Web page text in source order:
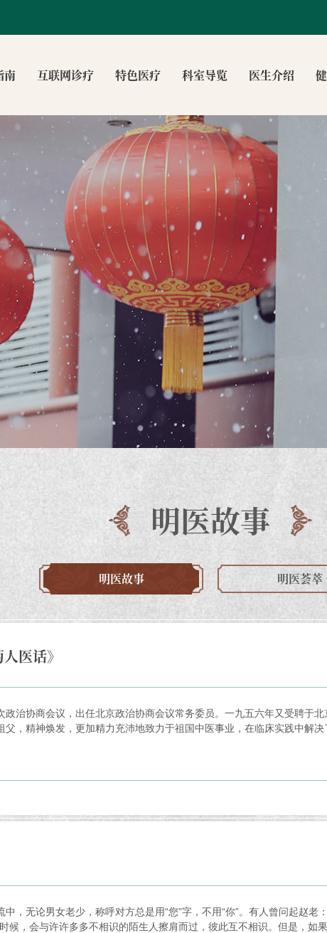
南 互联网诊疗 特色医疗 科室导览 医生介绍
明医故事
明医故事 明医荟萃
医话》
政治协商会议，出任北京政治协商会议常务委员。一九五六年又受聘于
，精神焕发，更加精力充沛地致力于祖国中医事业，在临床实践中解决
，无论男女老少，称呼对方总是用“您”字，不用“你”。有人曾问起赵老
候，会与许许多多不相识的陌生人擦肩而过，彼此互不相识。但是，如